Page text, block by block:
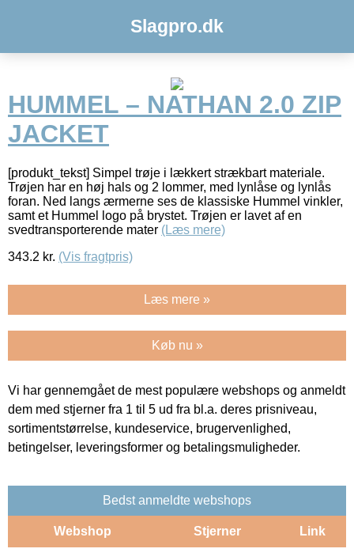
Slagpro.dk
HUMMEL – NATHAN 2.0 ZIP
JACKET
[produkt_tekst] Simpel trøje i lækkert strækbart materiale.
Trøjen har en høj hals og 2 lommer, med lynlåse og lynlås
foran. Ned langs ærmerne ses de klassiske Hummel vinkler,
samt et Hummel logo på brystet. Trøjen er lavet af en
svedtransporterende mater (Læs mere)
343.2 kr. (Vis fragtpris)
Læs mere »
Køb nu »
Vi har gennemgået de mest populære webshops og anmeldt
dem med stjerner fra 1 til 5 ud fra bl.a. deres prisniveau,
sortimentstørrelse, kundeservice, brugervenlighed,
betingelser, leveringsformer og betalingsmuligheder.
Bedst anmeldte webshops
Webshop Stjerner Link